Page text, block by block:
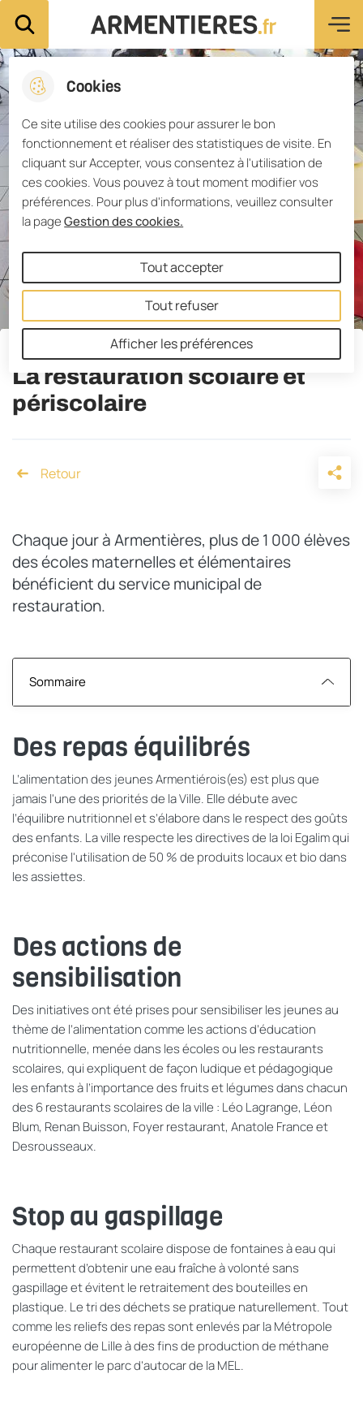
Cookies
Ce site utilise des cookies pour assurer le bon
fonctionnement et réaliser des statistiques de visite. En
cliquant sur Accepter, vous consentez à l'utilisation de
ces cookies. Vous pouvez à tout moment modifier vos
préférences. Pour plus d'informations, veuillez consulter
la pageGestion des cookies.
Afficher les préférences
Tout accepter
Tout refuser
menu
Aller à la
recherche
Aller au
contenu
principal
Consulter
Rechercher sur le site
Ville d'Armentières
La restauration scolaire et
périscolaire
Accueil
Chaque jour à Armentières, plus de 1 000 élèves
des écoles maternelles et élémentaires
bénéficient du service municipal de
restauration.
Sommaire
Des repas équilibrés
L’alimentation des jeunes Armentiérois(es) est plus que
jamais l'une des priorités de la Ville. Elle débute avec
l’équilibre nutritionnel et s’élabore dans le respect des goûts
des enfants. La ville respecte les directives de la loi Egalim qui
préconise l'utilisation de 50 % de produits locaux et bio dans
les assiettes.
Des actions de
sensibilisation
Des initiatives ont été prises pour sensibiliser les jeunes au
thème de l’alimentation comme les actions d’éducation
nutritionnelle, menée dans les écoles ou les restaurants
scolaires, qui expliquent de façon ludique et pédagogique
les enfants à l’importance des fruits et légumes dans chacun
des 6 restaurants scolaires de la ville : Léo Lagrange, Léon
Blum, Renan Buisson, Foyer restaurant, Anatole France et
Desrousseaux.
Stop au gaspillage
Chaque restaurant scolaire dispose de fontaines à eau qui
permettent d’obtenir une eau fraîche à volonté sans
gaspillage et évitent le retraitement des bouteilles en
plastique. Le tri des déchets se pratique naturellement. Tout
comme les reliefs des repas sont enlevés par la Métropole
européenne de Lille à des fins de production de méthane
pour alimenter le parc d’autocar de la MEL.